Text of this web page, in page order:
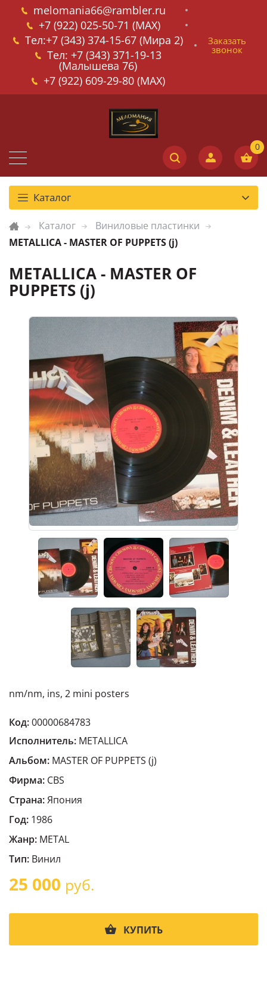
melomania66@rambler.ru
+7 (922) 025-50-71 (MAX)
Тел:+7 (343) 374-15-67 (Мира 2)
Тел: +7 (343) 371-19-13
(Малышева 76)
+7 (922) 609-29-80 (MAX)
Заказать
звонок
Каталог
Каталог
Виниловые пластинки
METALLICA - MASTER OF PUPPETS (j)
METALLICA - MASTER OF
PUPPETS (j)
nm/nm, ins, 2 mini posters
Код:00000684783
Исполнитель: METALLICA
Альбом: MASTER OF PUPPETS (j)
Фирма: CBS
Страна:Япония
Год: 1986
Жанр: METAL
Тип: Винил
25 000 руб.
КУПИТЬ